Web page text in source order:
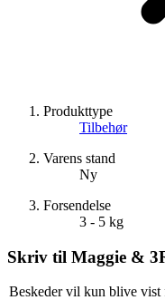
Produkttype
Tilbehør
Varens stand
Ny
Forsendelse
3 - 5 kg
Skriv til Maggie &
Beskeder vil kun blive vist